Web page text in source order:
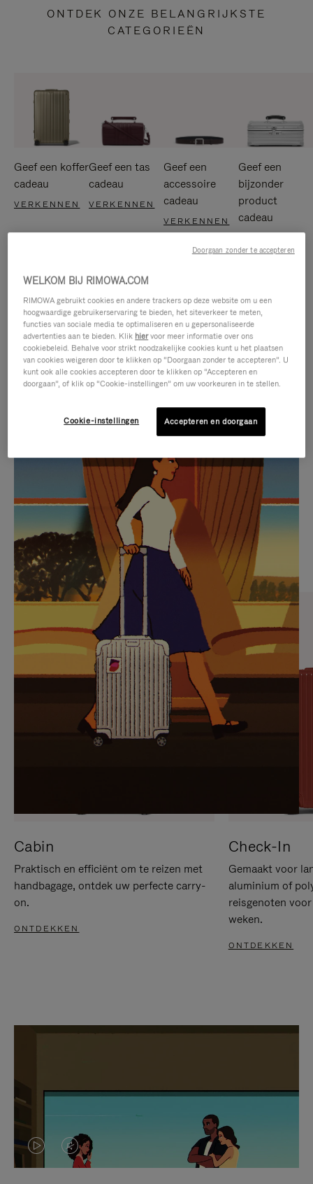
ONTDEK ONZE BELANGRIJKSTE
CATEGORIEËN
Geef een koffer
cadeau
VERKENNEN
Geef een tas
cadeau
VERKENNEN
Geef een
accessoire
cadeau
VERKENNEN
Geef een
bijzonder
product
cadeau
IS
NIET
GEPAUZEERD,
DRUK
OP
OM
TE
PAUZEREN
GELUID
VAN
DE
VIDEO
IS
UITGESCHAKELD.
DRUK
HIER
OM
HET
DEMPEN
OP
SELECTIE VAN GESCHENKEN
Ontdek de perfecte metgezel
voor elke reis
Cabin
Praktisch en efficiënt om te reizen met
handbagage, ontdek uw perfecte carry-
on.
ONTDEKKEN
Check-In
Gemaakt voor
aluminium of
reisgenoten
weken.
ONTDEKKEN
VIDEO
HET
WELKOM BIJ RIMOWA.COM
RIMOWA gebruikt cookies en andere trackers op deze website om u een
hoogwaardige gebruikerservaring te bieden, het siteverkeer te meten,
functies van sociale media te optimaliseren en u gepersonaliseerde
advertenties aan te bieden. Klik hiervoor meer informatie over ons
cookiebeleid. Behalve voor strikt noodzakelijke cookies kunt u het plaatsen
van cookies weigeren door te klikken op “Doorgaan zonder te accepteren”. U
kunt ook alle cookies accepteren door te klikken op “Accepteren en
doorgaan”, of klik op “Cookie-instellingen” om uw voorkeuren in te stellen.
Cookie-instellingen Accepteren en doorgaan
Doorgaan zonder te accepteren